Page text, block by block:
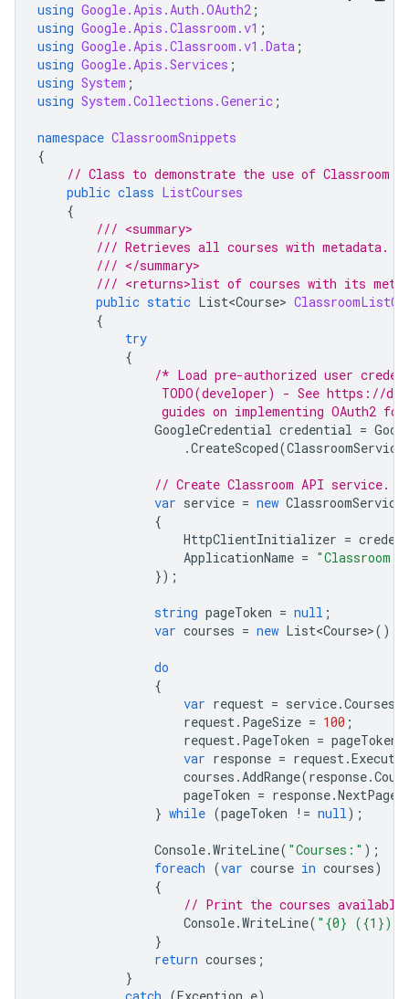
using Google.Apis.Auth.OAuth2 ;
using Google.Apis.Classroom.v1 ;
using Google.Apis.Classroom.v1.Data ;
using Google.Apis.Services ;
using System ;
using System.Collections.Generic ;
namespace ClassroomSnippets
{
// Class to demonstrate the use of Classroom
public class ListCourses
{
/// <summary>
/// Retrieves all courses with metadata.
/// </summary>
/// <returns>list of courses with its
public static List<Course>
{
try
{
/* Load pre-authorized user
TODO(developer) - See https://
guides on implementing OAuth2
GoogleCredential credential =
.CreateScoped(ClassroomService
// Create Classroom API service.
var service = new ClassroomService
{
HttpClientInitializer =
ApplicationName = "Classroom
});
string pageToken = null ;
var courses = new List<Course>();
do
{
var request = service.Courses
request. PageSize = 100 ;
request. PageToken = pageToken
var response = request.Execute
courses .AddRange(response.
pageToken = response.
} while (pageToken != null);
Console.WriteLine( "Courses:" );
foreach (var course in courses)
{
// Print the courses available
Console.WriteLine( "{0} ({1})"
}
return courses ;
}